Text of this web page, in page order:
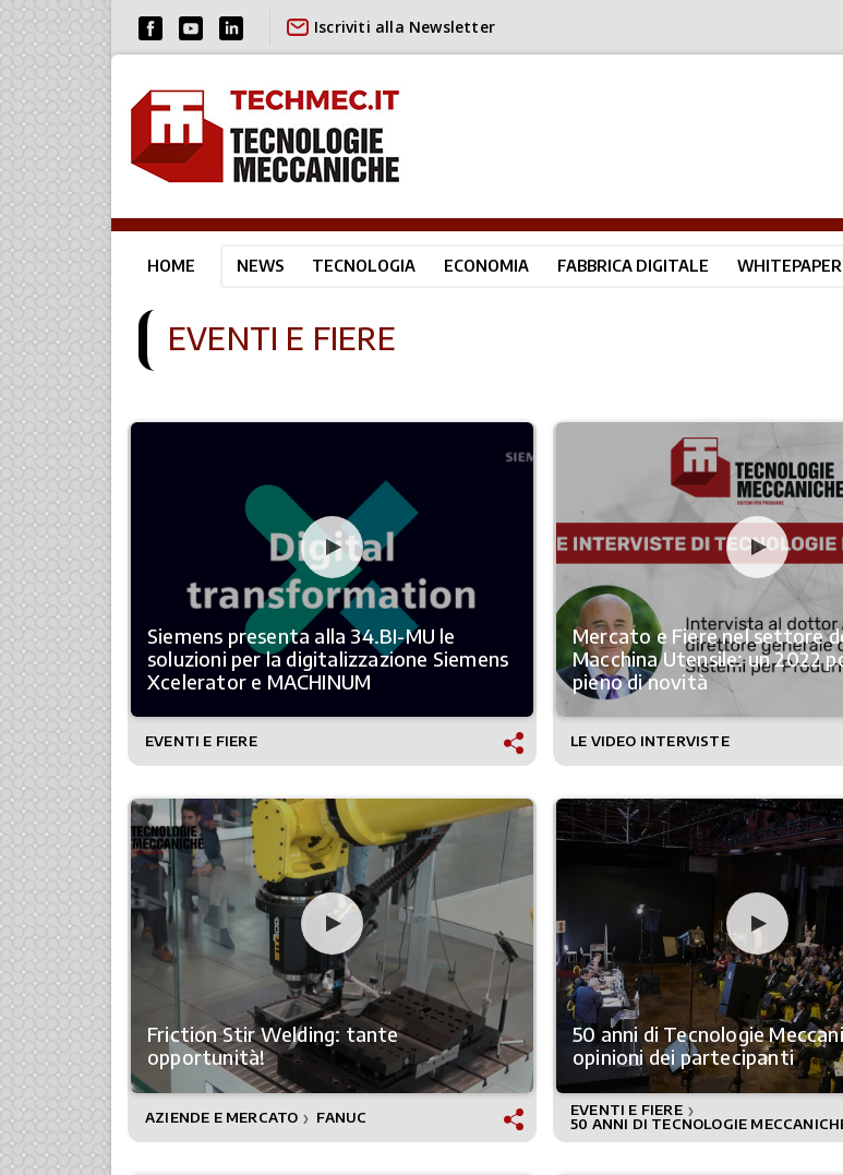
Iscriviti alla Newsletter
HOME NEWS TECNOLOGIA ECONOMIA FABBRICA DIGITALE WHITEPAPER
EVENTI E FIERE
Siemens presenta alla 34.BI-MU le
soluzioni per la digitalizzazione Siemens
Xcelerator e MACHINUM
EVENTI E FIERE
Mercato e Fiere nel settore
Macchina Utensile: un 2022
pieno di novità
LE VIDEO INTERVISTE
Friction Stir Welding: tante
opportunità!
AZIENDE E MERCATO ❯ FANUC
50 anni di Tecnologie
opinioni dei partecipanti
EVENTI E FIERE❯
50 ANNI DI TECNOLOGIE